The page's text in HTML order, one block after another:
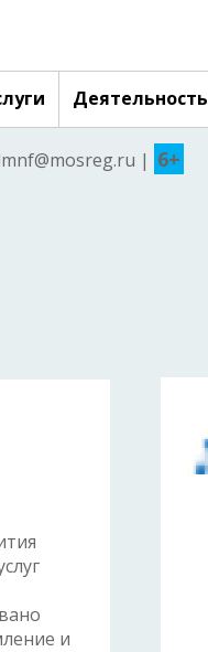
Деятельность
| 6+
и